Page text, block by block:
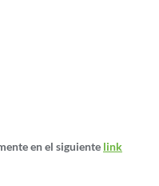
en el siguiente link